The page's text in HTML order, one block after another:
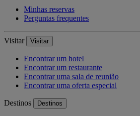
Minhas reservas
Perguntas frequentes
Visitar Visitar
Encontrar um hotel
Encontrar um restaurante
Encontrar uma sala de reunião
Encontrar uma oferta especial
Destinos Destinos